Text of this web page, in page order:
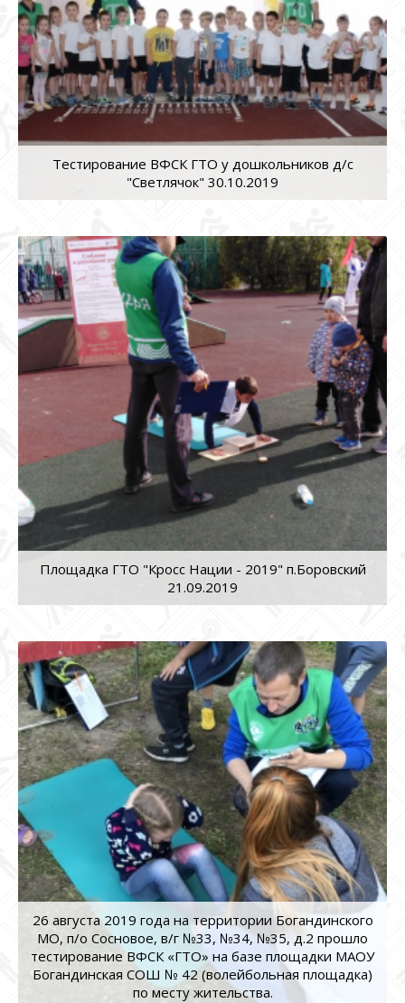
Тестирование ВФСК ГТО у дошкольников д/с
"Светлячок" 30.10.2019
Площадка ГТО "Кросс Нации - 2019" п.Боровский
21.09.2019
26 августа 2019 года на территории Богандинского
МО, п/о Сосновое, в/г №33, №34, №35, д.2 прошло
тестирование ВФСК «ГТО» на базе площадки МАОУ
Богандинская СОШ № 42 (волейбольная площадка)
по месту жительства.